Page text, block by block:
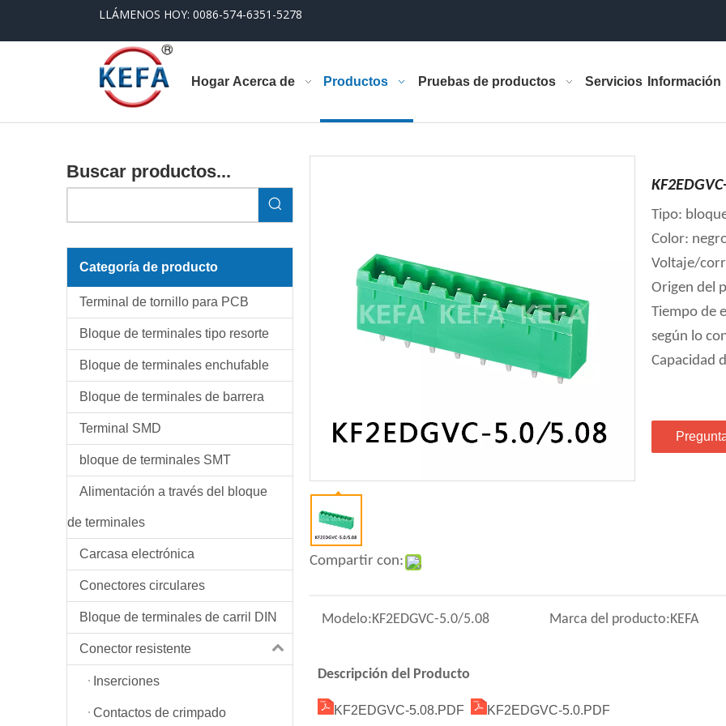
LLÁMENOS HOY: 0086-574-6351-5278
Hogar Acerca de Productos Pruebas de productos Servicios Información
Buscar productos...
Categoría de producto
Terminal de tornillo para PCB
Bloque de terminales tipo resorte
Bloque de terminales enchufable
Bloque de terminales de barrera
Terminal SMD
bloque de terminales SMT
Alimentación a través del bloque
de terminales
Carcasa electrónica
Conectores circulares
Bloque de terminales de carril DIN
Conector resistente
Inserciones
Contactos de crimpado
Compartir con:
Tipo:
Color:
Voltaje/
Origen del
Tiempo de
según lo
Capacidad
Modelo:KF2EDGVC-5.0/5.08 Marca del producto:KEFA
Descripción del Producto
KF2EDGVC-5.08.PDF KF2EDGVC-5.0.PDF